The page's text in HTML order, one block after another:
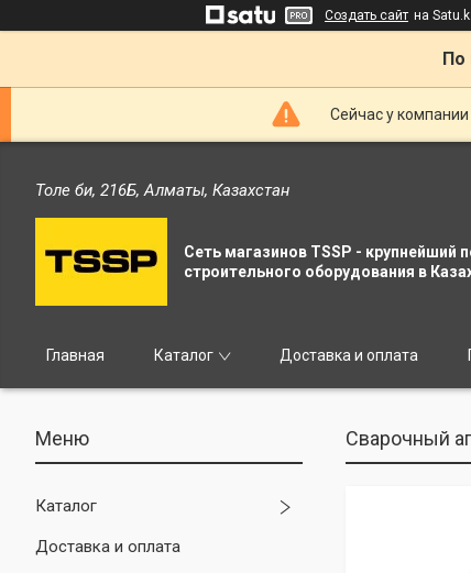
Создать сайт на
По
Сейчас у
Толе би, 216Б, Алматы, Казахстан
Сеть магазинов TSSP - крупнейший
строительного оборудования в
Главная Каталог Доставка и оплата
Каталог
Доставка и оплата
Сварочный